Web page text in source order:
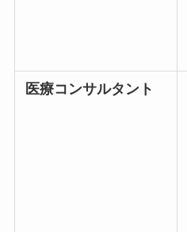
医療コンサルタント